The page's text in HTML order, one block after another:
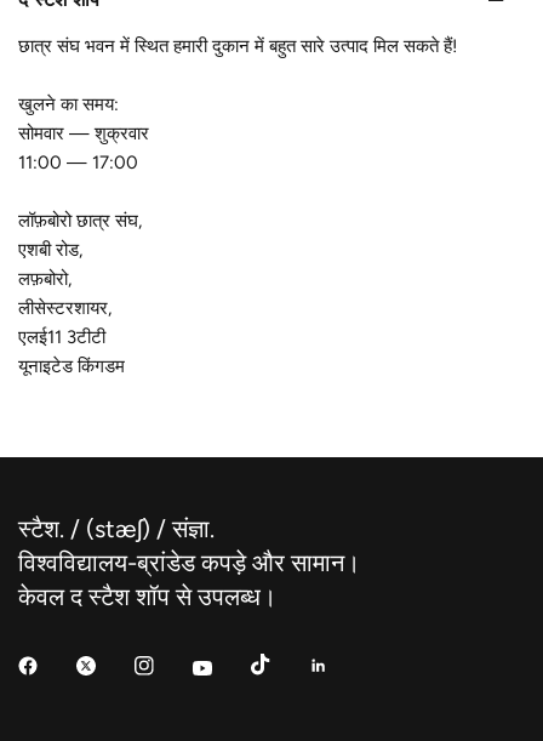
छात्र संघ भवन में स्थित हमारी दुकान में बहुत सारे उत्पाद मिल सकते हैं!
खुलने का समय:
सोमवार — शुक्रवार
11:00 — 17:00
लॉफ़बोरो छात्र संघ,
एशबी रोड,
लफ़बोरो,
लीसेस्टरशायर,
एलई11 3टीटी
यूनाइटेड किंगडम
स्टैश. / (stæʃ) / संज्ञा.
विश्वविद्यालय-ब्रांडेड कपड़े और सामान।
केवल द स्टैश शॉप से ​​उपलब्ध।